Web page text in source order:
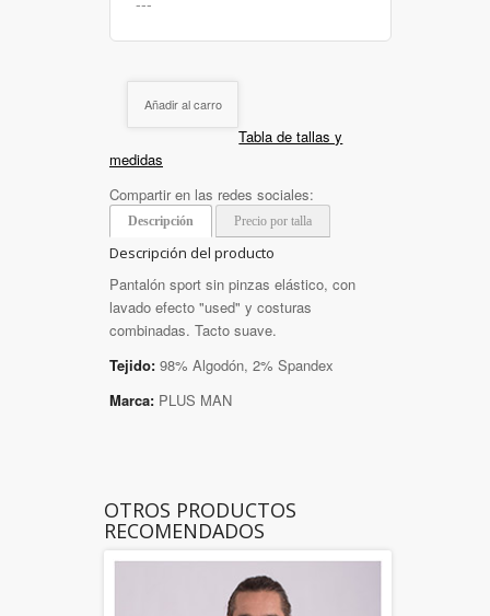
Añadir al carro
Tabla de tallas y
medidas
Compartir en las redes sociales:
Descripción Precio por talla
Descripción del producto
Pantalón sport sin pinzas elástico, con
lavado efecto "used" y costuras
combinadas. Tacto suave.
Tejido: 98% Algodón, 2% Spandex
Marca: PLUS MAN
OTROS PRODUCTOS
RECOMENDADOS